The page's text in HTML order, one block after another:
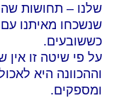
שלנו – תחושות
שנשכחו מאיתנו
כששובעים.
על פי שיטה זו
וההכוונה היא
ומספקים.